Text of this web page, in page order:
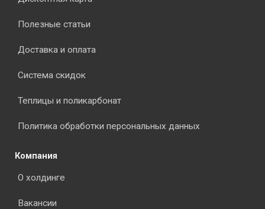
Полезные статьи
Доставка и оплата
Система скидок
Теплицы и поликарбонат
Политика обработки персональных данных
Компания
О холдинге
Вакансии